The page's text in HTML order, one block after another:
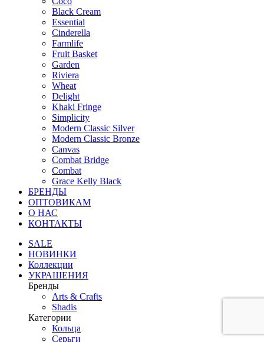
Black Cream
Essential
Cinderella
Farmlife
Fruit Basket
Garden
Riviera
Wheat
Delight
Khaki Fringe
Simplicity
Modern Classic Silver
Modern Classic Bronze
Canvas
Combat Bridge
Combat
Grace Kelly Black
БРЕНДЫ
ОПТОВИКАМ
О НАС
КОНТАКТЫ
SALE
НОВИНКИ
Коллекции
УКРАШЕНИЯ
Бренды
Аrts & Сrafts
Shadis
Категории
Кольца
Серьги